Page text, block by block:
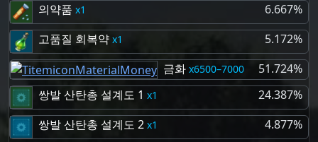
의약품
1
6.667%
고품질 회복약
1
5.172%
금화 6500–7000
51.724%
쌍발 산탄총 설계도 1
1
24.387%
쌍발 산탄총 설계도 2
1
4.877%